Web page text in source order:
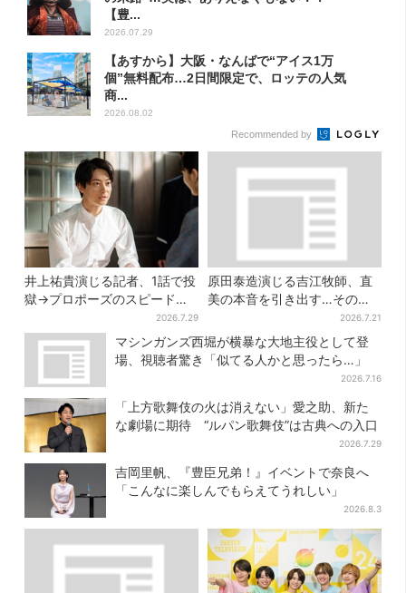
【豊...
2026.07.29
【あすから】大阪・なんばで“アイス1万
個”無料配布…2日間限定で、ロッテの人気
商...
2026.08.02
Recommended by
井上祐貴演じる記者、1話で投
獄→プロポーズのスピード感
に視聴者驚き「横沢さんだけ
怒涛すぎる」
2026.7.29
原田泰造演じる吉江牧師、直
美の本音を引き出す…その演
技にSNS称賛「見てるだけで
泣けてくる」
2026.7.21
マシンガンズ西堀が横暴な大地主役として登
場、視聴者驚き「似てる人かと思ったら…」
2026.7.16
「上方歌舞伎の火は消えない」愛之助、新た
な劇場に期待 “ルパン歌舞伎”は古典への入口
2026.7.29
吉岡里帆、『豊臣兄弟！』イベントで奈良へ
「こんなに楽しんでもらえてうれしい」
2026.8.3